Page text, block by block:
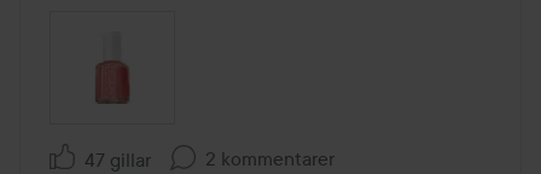
47 gillar 2 kommentarer